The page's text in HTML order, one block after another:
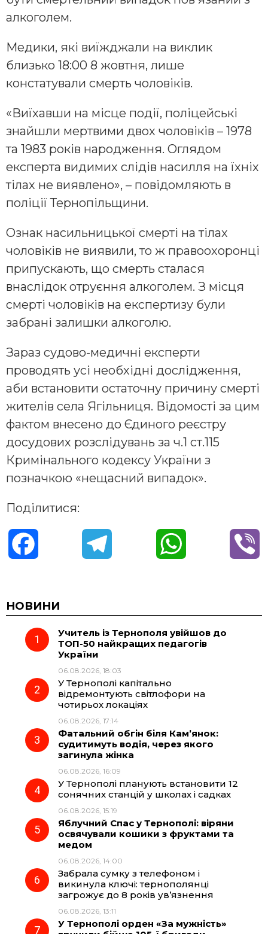
алкоголем.
Медики, які виїжджали на виклик
близько 18:00 8 жовтня, лише
констатували смерть чоловіків.
«Виїхавши на місце події, поліцейські
знайшли мертвими двох чоловіків – 1978
та 1983 років народження. Оглядом
експерта видимих слідів насилля на їхніх
тілах не виявлено», – повідомляють в
поліції Тернопільщини.
Ознак насильницької смерті на тілах
чоловіків не виявили, то ж правоохоронці
припускають, що смерть сталася
внаслідок отруєння алкоголем. З місця
смерті чоловіків на експертизу були
забрані залишки алкоголю.
Зараз судово-медичні експерти
проводять усі необхідні дослідження,
аби встановити остаточну причину смерті
жителів села Ягільниця. Відомості за цим
фактом внесено до Єдиного реєстру
досудових розслідувань за ч.1 ст.115
Кримінального кодексу України з
позначкою «нещасний випадок».
Поділитися:
c
e
o
k
e
r
a
m
t
A
НОВИНИ
Учитель із Тернополя увійшов до
ТОП-50 найкращих педагогів
України
06.08.2026, 18:03
У Тернополі капітально
відремонтують світлофори на
чотирьох локаціях
06.08.2026, 17:14
Фатальний обгін біля Кам’янок:
судитимуть водія, через якого
загинула жінка
06.08.2026, 16:09
У Тернополі планують встановити 12
сонячних станцій у школах і садках
06.08.2026, 15:19
Яблучний Спас у Тернополі: віряни
освячували кошики з фруктами та
медом
06.08.2026, 14:00
Забрала сумку з телефоном і
викинула ключі: тернополянці
загрожує до 8 років ув’язнення
06.08.2026, 13:11
У Тернополі орден «За мужність»